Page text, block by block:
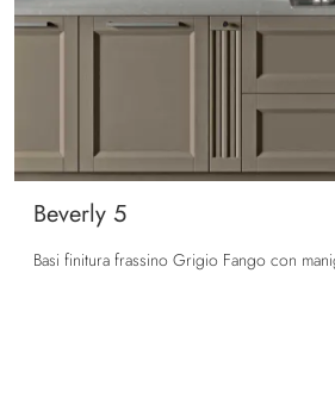
Beverly 5